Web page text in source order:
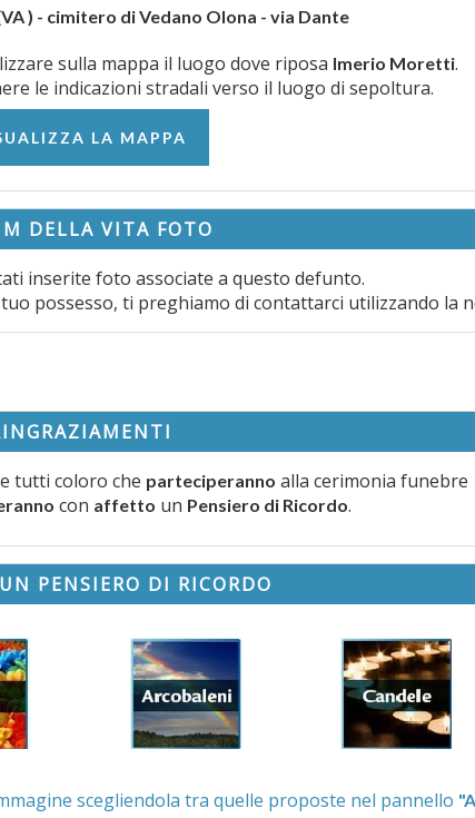
) - cimitero di Vedano Olona - via Dante
sulla mappa il luogo dove riposa Imerio Moretti.
le indicazioni stradali verso il luogo di sepoltura.
LA MAPPA
DELLA VITA FOTO
inserite foto associate a questo defunto.
possesso, ti preghiamo di contattarci utilizzando la
tutti coloro che parteciperanno alla cerimonia funebre
con affetto un Pensiero di Ricordo.
PENSIERO DI RICORDO
. Se lo desideri, puoi allegare un'immagine scegliendola tra quelle proposte nel pannello